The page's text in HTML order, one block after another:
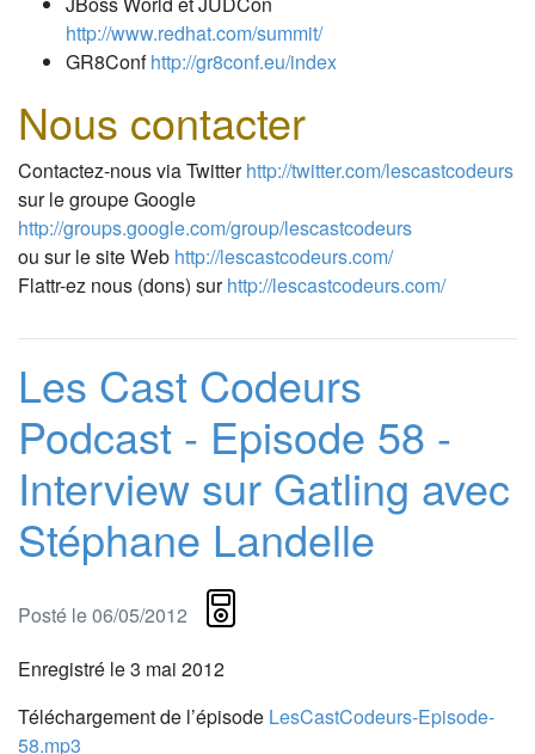
http://www.redhat.com/summit/
GR8Confhttp://gr8conf.eu/index
Nous contacter
Contactez-nous via Twitterhttp://twitter.com/lescastcodeurs
sur le groupe Google
http://groups.google.com/group/lescastcodeurs
ou sur le site Web http://lescastcodeurs.com/
Flattr-ez nous (dons) surhttp://lescastcodeurs.com/
Les Cast Codeurs
Podcast - Episode 58 -
Interview sur Gatling avec
Stéphane Landelle
Posté le 06/05/2012
Enregistré le 3 mai 2012
Téléchargement de l’épisode LesCastCodeurs-Episode-
58.mp3